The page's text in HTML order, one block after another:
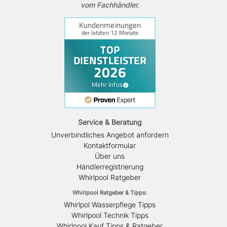
vom Fachhändler.
Service & Beratung
Unverbindliches Angebot anfordern
Kontaktformular
Über uns
Händlerregistrierung
Whirlpool Ratgeber
Whirlpool Ratgeber & Tipps:
Whirlpol Wasserpflege Tipps
Whirlpool Technik Tipps